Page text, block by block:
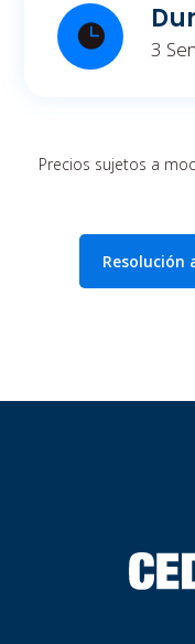
3
Precios sujetos a
Resolución